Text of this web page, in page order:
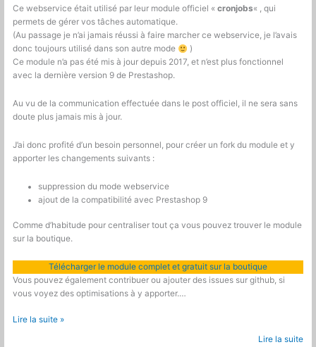
Ce webservice était utilisé par leur module officiel «cronjobs« , qui
permets de gérer vos tâches automatique.
(Au passage je n’ai jamais réussi à faire marcher ce webservice, je l’avais
donc toujours utilisé dans son autre mode
)
Ce module n’a pas été mis à jour depuis 2017, et n’est plus fonctionnel
avec la dernière version 9 de Prestashop.
Au vu de la communication effectuée dans le post officiel, il ne sera sans
doute plus jamais mis à jour.
J’ai donc profité d’un besoin personnel, pour créer un fork du module et y
apporter les changements suivants :
suppression du mode webservice
ajout de la compatibilité avec Prestashop 9
Comme d’habitude pour centraliser tout ça vous pouvez trouver le module
sur la boutique.
Télécharger le module complet et gratuit sur la boutique
Vous pouvez également contribuer ou ajouter des issues sur github, si
vous voyez des optimisations à y apporter.…
Prestashop
Lire la suite »
Lire la suite